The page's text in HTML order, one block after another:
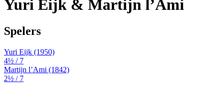
Yuri Eijk & Martijn l’Ami
Spelers
Yuri Eijk (1950)
4½ / 7
Martijn l’Ami (1842)
2½ / 7